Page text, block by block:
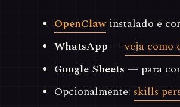
OpenClawinstalado e
WhatsApp —veja como
Google Sheets — para
Opcionalmente: skills